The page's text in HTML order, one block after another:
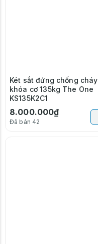
Két sắt đứng chống cháy
khóa cơ 135kg The One
KS135K2C1
8.000.000₫
Đã bán 42